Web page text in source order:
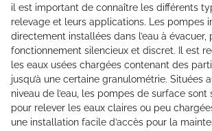
il est important de connaître les différents
relevage et leurs applications. Les pompes
directement installées dans l’eau à
fonctionnement silencieux et discret. Il est
les eaux usées chargées contenant des
jusqu’à une certaine granulométrie. Situées
niveau de l’eau, les pompes de surface sont
pour relever les eaux claires ou peu
une installation facile d’accès pour la